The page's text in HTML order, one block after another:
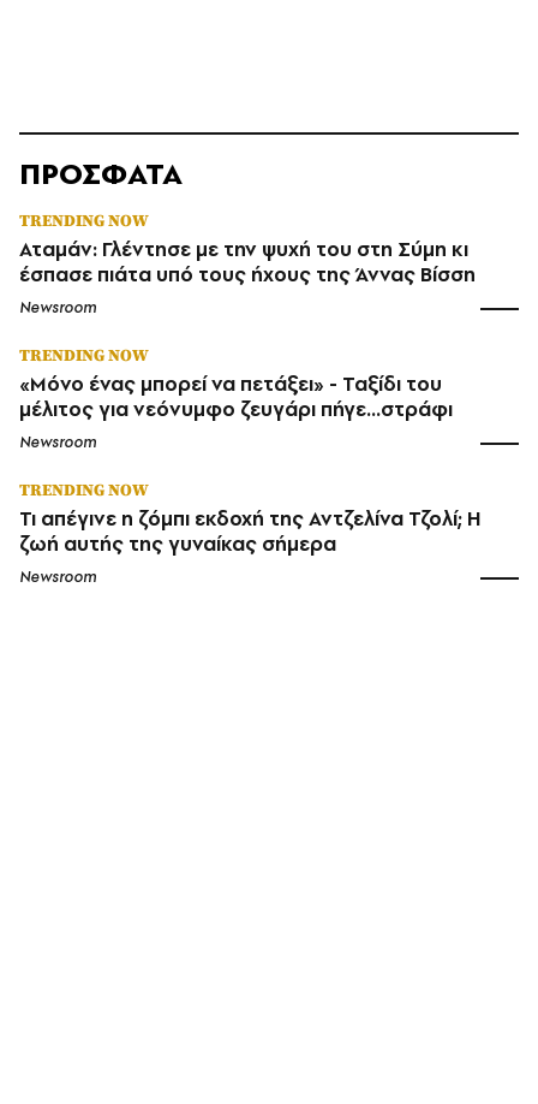
ΠΡΟΣΦΑΤΑ
TRENDING NOW
Αταμάν: Γλέντησε με την ψυχή του στη Σύμη κι
έσπασε πιάτα υπό τους ήχους της Άννας Βίσση
Newsroom
TRENDING NOW
«Μόνο ένας μπορεί να πετάξει» - Ταξίδι του
μέλιτος για νεόνυμφο ζευγάρι πήγε...στράφι
Newsroom
TRENDING NOW
Τι απέγινε η ζόμπι εκδοχή της Αντζελίνα Τζολί; Η
ζωή αυτής της γυναίκας σήμερα
Newsroom